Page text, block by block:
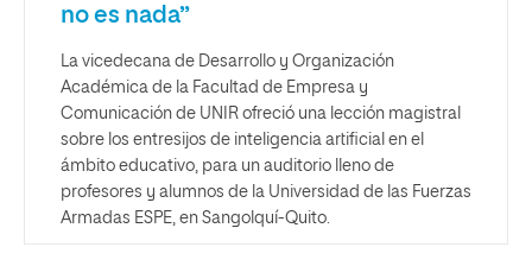
no es nada”
La vicedecana de Desarrollo y Organización
Académica de la Facultad de Empresa y
Comunicación de UNIR ofreció una lección magistral
sobre los entresijos de inteligencia artificial en el
ámbito educativo, para un auditorio lleno de
profesores y alumnos de la Universidad de las Fuerzas
Armadas ESPE, en Sangolquí-Quito.